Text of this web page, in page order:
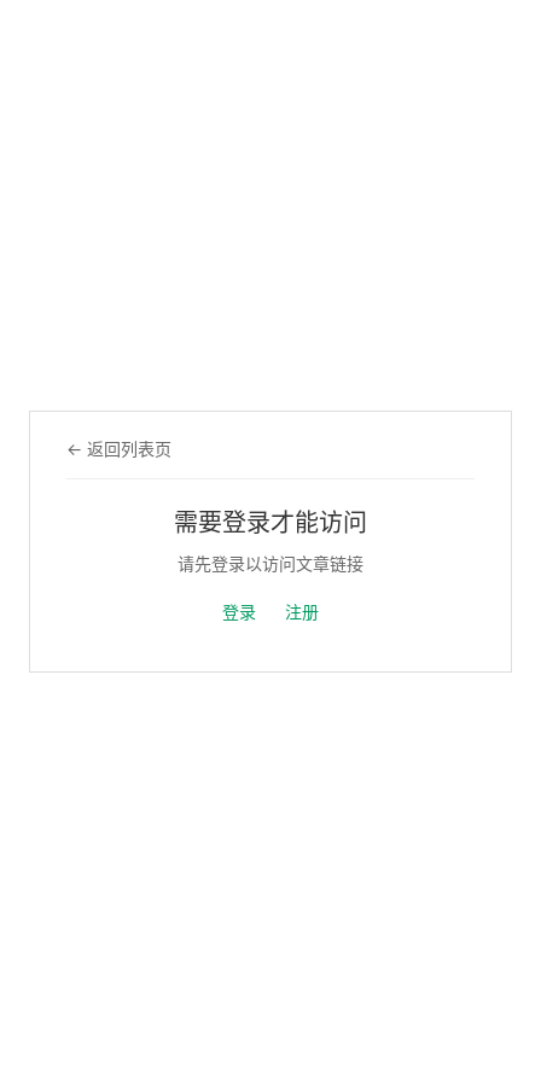
← 返回列表页
需要登录才能访问
请先登录以访问文章链接
登录 注册